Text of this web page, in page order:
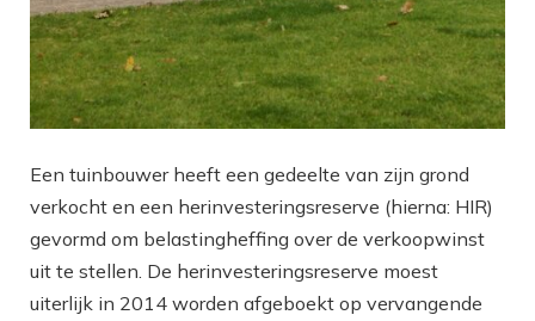
Een tuinbouwer heeft een gedeelte van zijn grond
verkocht en een herinvesteringsreserve (hierna: HIR)
gevormd om belastingheffing over de verkoopwinst
uit te stellen. De herinvesteringsreserve moest
uiterlijk in 2014 worden afgeboekt op vervangende